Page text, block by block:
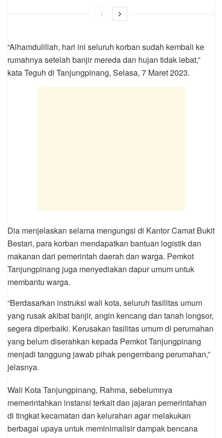
“Alhamdulillah, hari ini seluruh korban sudah kembali ke
rumahnya setelah banjir mereda dan hujan tidak lebat,”
kata Teguh di Tanjungpinang, Selasa, 7 Maret 2023.
Dia menjelaskan selama mengungsi di Kantor Camat Bukit
Bestari, para korban mendapatkan bantuan logistik dan
makanan dari pemerintah daerah dan warga. Pemkot
Tanjungpinang juga menyediakan dapur umum untuk
membantu warga.
“Berdasarkan instruksi wali kota, seluruh fasilitas umum
yang rusak akibat banjir, angin kencang dan tanah longsor,
segera diperbaiki. Kerusakan fasilitas umum di perumahan
yang belum diserahkan kepada Pemkot Tanjungpinang
menjadi tanggung jawab pihak pengembang perumahan,”
jelasnya.
Wali Kota Tanjungpinang, Rahma, sebelumnya
memerintahkan instansi terkait dan jajaran pemerintahan
di tingkat kecamatan dan kelurahan agar melakukan
berbagai upaya untuk meminimalisir dampak bencana